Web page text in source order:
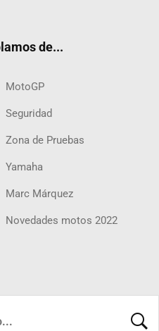
de...
MotoGP
Seguridad
Zona de Pruebas
Yamaha
Marc Márquez
Novedades motos 2022